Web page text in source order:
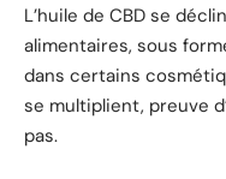
L’huile de CBD se
alimentaires, sous
dans certains
se multiplient, preuve
pas.